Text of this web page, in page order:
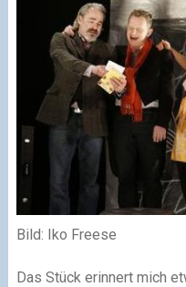
Bild: Iko Freese
Das Stück erinnert mich